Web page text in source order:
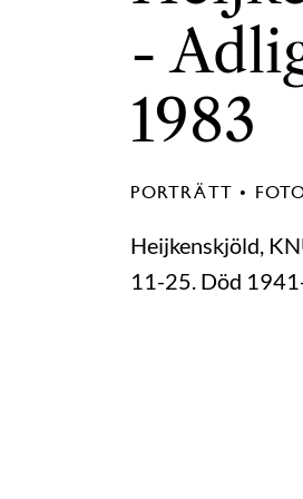
-
1983
PORTRÄTT •
Heijkenskjöld,
11-25. Död